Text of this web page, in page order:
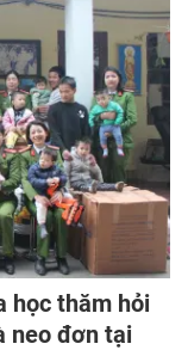
học thăm hỏi
neo đơn tại